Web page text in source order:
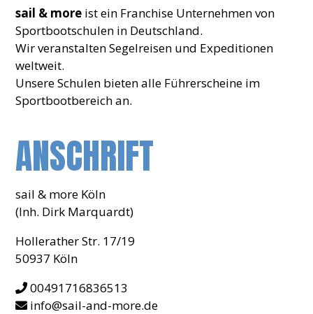
sail & more ist ein Franchise Unternehmen von
Sportbootschulen in Deutschland.
Wir veranstalten Segelreisen und Expeditionen
weltweit.
Unsere Schulen bieten alle Führerscheine im
Sportbootbereich an.
ANSCHRIFT
sail & more Köln
(Inh. Dirk Marquardt)
Hollerather Str. 17/19
50937 Köln
00491716836513
info@sail-and-more.de